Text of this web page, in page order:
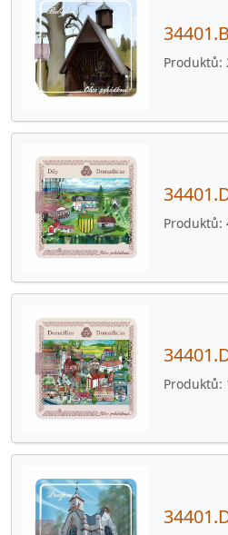
34561.Osvračín
34561.Poděvousy
34561.Puclice
34561.Staňkov
34561.Vránov
34562.Bukovec
34562.Čečovice
34601.Blížejov
34601.Horšovský Týn
34601.Chotiměř
34601.Jivjany
34601.Lštění
34601.Mezholezy
Produktů
Produktů
Produktů